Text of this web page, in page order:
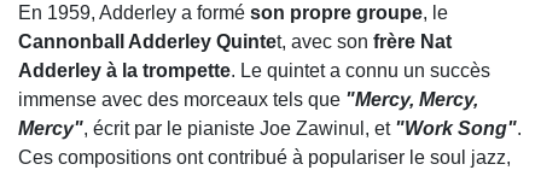
En 1959, Adderley a formé son propre groupe, le
Cannonball Adderley Quintet, avec son frère Nat
Adderley à la trompette. Le quintet a connu un succès
immense avec des morceaux tels que "Mercy, Mercy,
Mercy", écrit par le pianiste Joe Zawinul, et "Work Song".
Ces compositions ont contribué à populariser le soul jazz,